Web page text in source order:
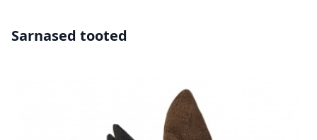
Sarnased tooted